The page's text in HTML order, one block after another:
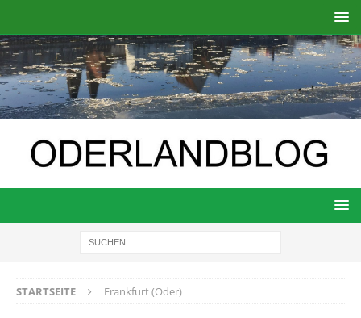
STARTSEITE Frankfurt (Oder)